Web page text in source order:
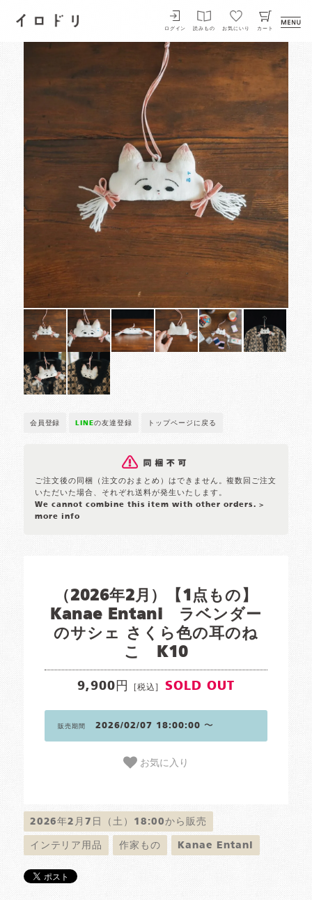
イロドリ
ログイン 読みもの お気にいり カート
会員登録 LINEの友達登録 トップページに戻る
ご注文後の同梱（注文のおまとめ）はできません。複数回ご注文
いただいた場合、それぞれ送料が発生いたします。
We cannot combine this item with other orders. >
more info
（2026年2月）【1点もの】
Kanae Entani ラベンダー
のサシェ さくら色の耳のね
こ K10
9,900円 [税込] SOLD OUT
販売期間 2026/02/07 18:00:00 〜
お気に入り
2026年2月7日（土）18:00から販売
インテリア用品 作家もの Kanae Entani